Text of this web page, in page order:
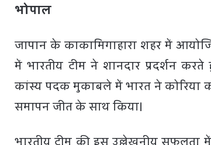
भोपाल
जापान के काकामिगाहारा शहर में
में भारतीय टीम ने शानदार प्रदर्शन
कांस्य पदक मुकाबले में भारत ने कोरिया
समापन जीत के साथ किया।